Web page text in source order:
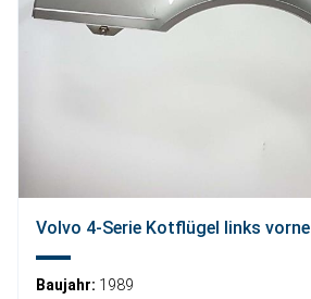
Volvo 4-Serie Kotflügel links vorne
Baujahr: 1989